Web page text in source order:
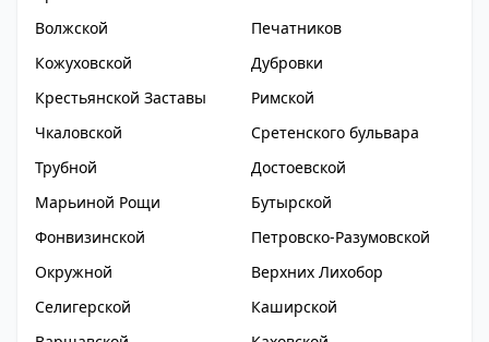
Волжской
Печатников
Кожуховской
Дубровки
Крестьянской Заставы
Римской
Чкаловской
Сретенского бульвара
Трубной
Достоевской
Марьиной Рощи
Бутырской
Фонвизинской
Петровско-Разумовской
Окружной
Верхних Лихобор
Селигерской
Каширской